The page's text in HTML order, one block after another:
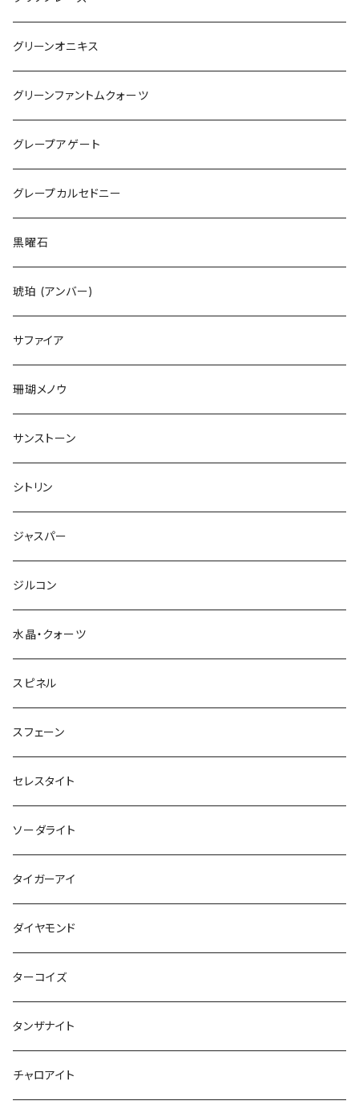
グリーンオニキス
グリーンファントムクォーツ
グレープアゲート
グレープカルセドニー
黒曜石
琥珀 (アンバー)
サファイア
珊瑚メノウ
サンストーン
シトリン
ジャスパー
ジルコン
水晶・クォーツ
スピネル
スフェーン
セレスタイト
ソーダライト
タイガーアイ
ダイヤモンド
ターコイズ
タンザナイト
チャロアイト